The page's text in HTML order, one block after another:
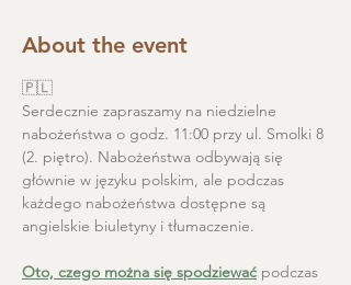
About the event
🇵🇱
Serdecznie zapraszamy na niedzielne
nabożeństwa o godz. 11:00 przy ul. Smolki 8
(2. piętro). Nabożeństwa odbywają się
głównie w języku polskim, ale podczas
każdego nabożeństwa dostępne są
angielskie biuletyny i tłumaczenie.
Oto, czego można się spodziewać podczas